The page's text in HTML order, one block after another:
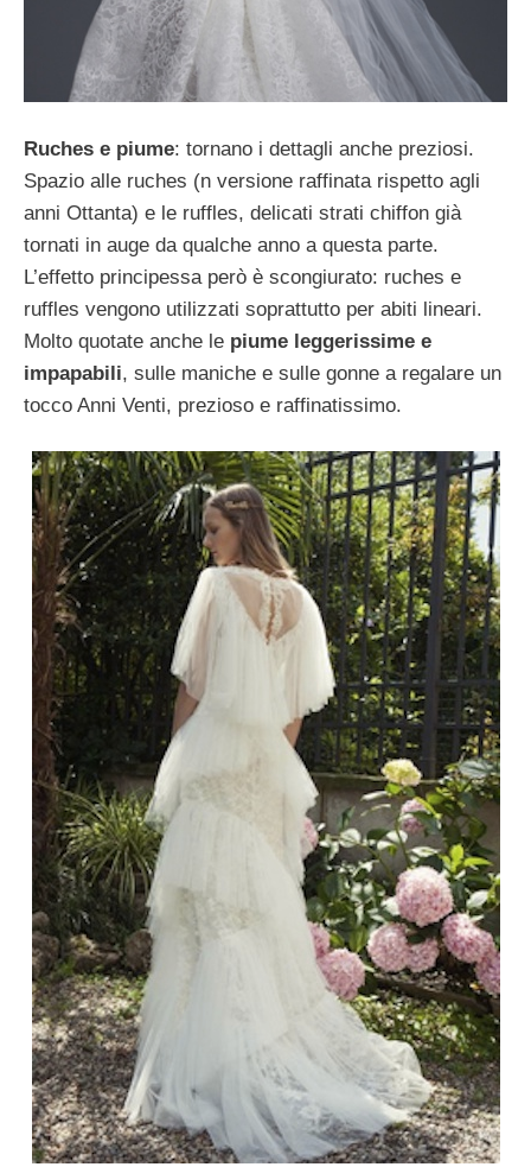
Ruches e piume: tornano i dettagli anche preziosi.
Spazio alle ruches (n versione raffinata rispetto agli
anni Ottanta) e le ruffles, delicati strati chiffon già
tornati in auge da qualche anno a questa parte.
L’effetto principessa però è scongiurato: ruches e
ruffles vengono utilizzati soprattutto per abiti lineari.
Molto quotate anche le piume leggerissime e
impapabili, sulle maniche e sulle gonne a regalare un
tocco Anni Venti, prezioso e raffinatissimo.